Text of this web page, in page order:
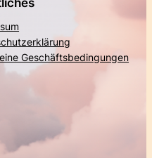
Geschäftsbedingungen